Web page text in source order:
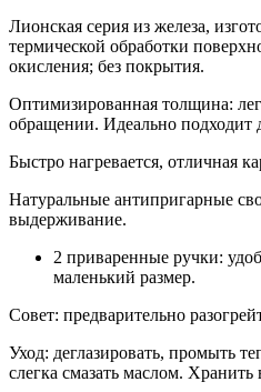
Лионская серия из железа,
термической обработки
окисления; без покрытия.
Оптимизированная толщина:
обращении. Идеально подходит
Быстро нагревается, отличная
Натуральные антипригарные
выдерживание.
2 приваренные ручки:
маленький размер.
Совет: предварительно
Уход: деглазировать, промыть
слегка смазать маслом. Хранить